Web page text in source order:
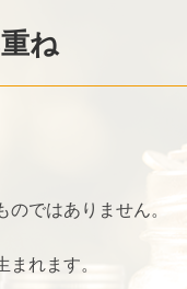
ね
のではありません。
まれます。